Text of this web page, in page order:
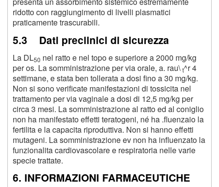
ridotto con raggiungimento di livelli plasmatici
praticamente trascurabili.
5.3 Dati preclinici di sicurezza
La DL50 nel ratto e nel topo e superiore a 2000 mg/kg
per os. La somministrazione per via orale, a. rau\ t^r4
settimane, e stata ben tollerata a dosi fino a 30 mg/kg.
Non si sono verificate manifestazioni di tossicita nel
trattamento per via vaginale a dosi di 12,5 mg/kg per
circa 3 mesi. La somministrazione al ratto ed al coniglio
non ha manifestato effetti teratogeni, né ha .fluenzaio la
fertilita e la capacita riproduttiva. Non si hanno effetti
mutageni. La somministrazione ev non ha influenzato la
funzionalita cardiovascolare e respiratoria nelle varie
specie trattate.
6. INFORMAZIONI FARMACEUTICHE